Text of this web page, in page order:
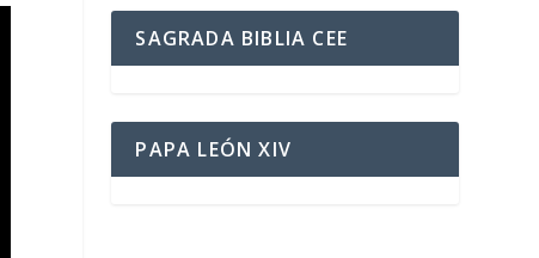
SAGRADA BIBLIA CEE
PAPA LEÓN XIV